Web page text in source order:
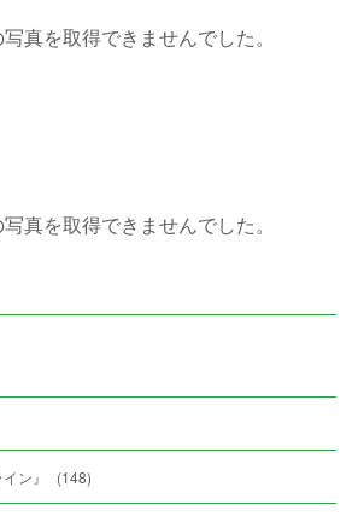
真を取得できませんでした。
真を取得できませんでした。
ン』 (148)